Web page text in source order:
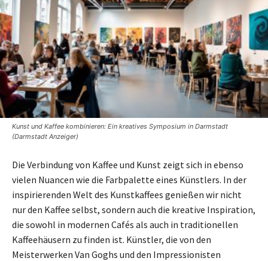
Kunst und Kaffee kombinieren: Ein kreatives Symposium in Darmstadt
(Darmstadt Anzeiger)
Die Verbindung von Kaffee und Kunst zeigt sich in ebenso
vielen Nuancen wie die Farbpalette eines Künstlers. In der
inspirierenden Welt des Kunstkaffees genießen wir nicht
nur den Kaffee selbst, sondern auch die kreative Inspiration,
die sowohl in modernen Cafés als auch in traditionellen
Kaffeehäusern zu finden ist. Künstler, die von den
Meisterwerken Van Goghs und den Impressionisten